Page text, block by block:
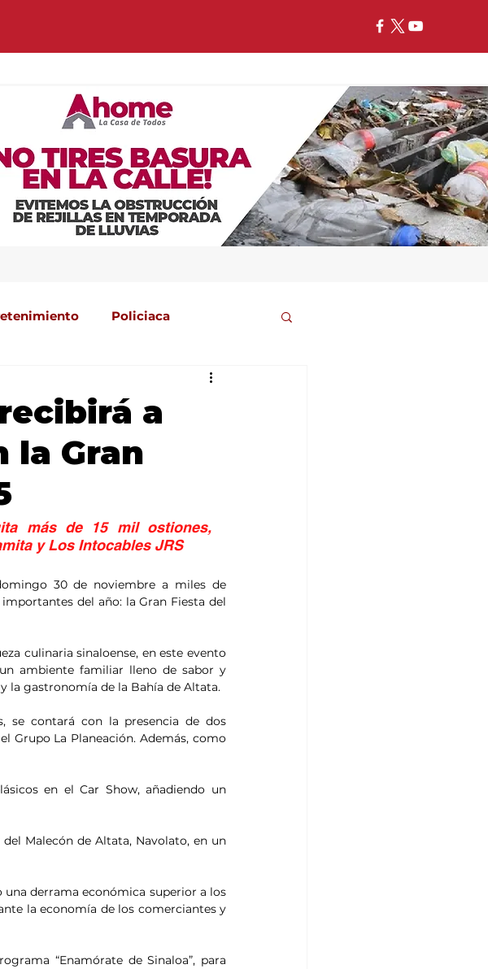
Policiaca
a
la Gran
más de 15 mil ostiones,
y Los Intocables JRS
30 de noviembre a miles de
del año: la Gran Fiesta del
culinaria sinaloense, en este evento
ambiente familiar lleno de sabor y
la gastronomía de la Bahía de Altata.
se contará con la presencia de dos
Grupo La Planeación. Además, como
en el Car Show, añadiendo un
Malecón de Altata, Navolato, en un
una derrama económica superior a los
la economía de los comerciantes y
“Enamórate de Sinaloa”, para